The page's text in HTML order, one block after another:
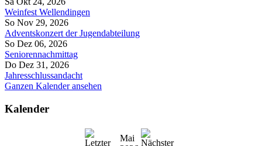
Weinfest Wellendingen
So Nov 29, 2026
Adventskonzert der Jugendabteilung
So Dez 06, 2026
Seniorennachmittag
Do Dez 31, 2026
Jahresschlussandacht
Ganzen Kalender ansehen
Kalender
Mai